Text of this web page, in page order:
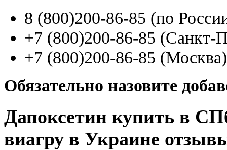
8 (800)200-86-85 (по
+7 (800)200-86-85 (Санкт-
+7 (800)200-86-85 (Москва)
Обязательно назовите
Дапоксетин купить в
виагру в Украине